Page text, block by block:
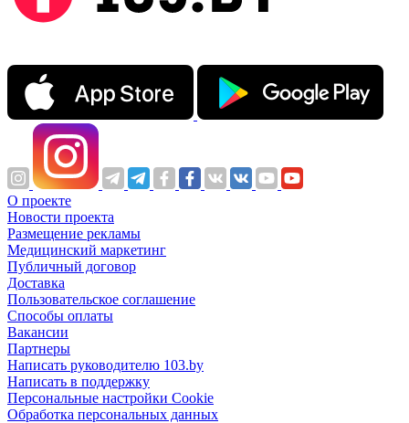
О проекте
Новости проекта
Размещение рекламы
Медицинский маркетинг
Публичный договор
Доставка
Пользовательское соглашение
Способы оплаты
Вакансии
Партнеры
Написать руководителю 103.by
Написать в поддержку
Персональные настройки Cookie
Обработка персональных данных